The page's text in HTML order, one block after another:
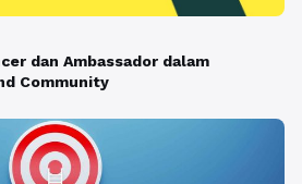
dan Ambassador dalam
Community